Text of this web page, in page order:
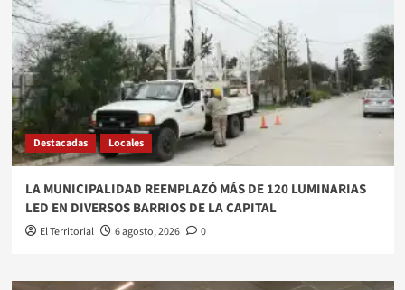
Destacadas Locales
LA MUNICIPALIDAD REEMPLAZÓ MÁS DE 120 LUMINARIAS
LED EN DIVERSOS BARRIOS DE LA CAPITAL
El Territorial 6 agosto, 2026 0